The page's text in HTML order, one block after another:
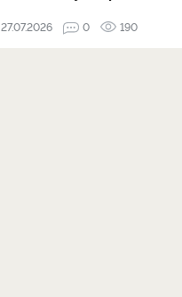
27.07.2026 0 190